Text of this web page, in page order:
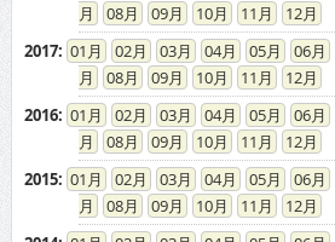
08
09 10 11
12
2017: 01 02 03 04 05 06
08
09 10 11
12
2016: 01 02 03 04 05 06
08
09 10 11
12
2015: 01 02 03 04 05 06
08
09 10 11
12